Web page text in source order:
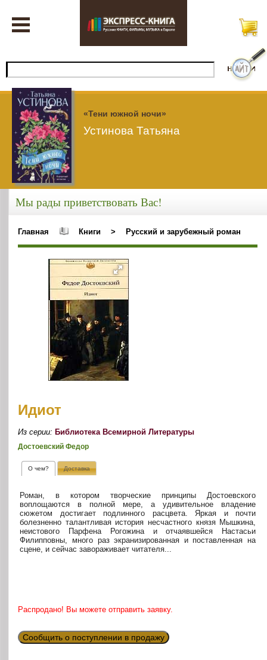
«Тени южной ночи»
Устинова Татьяна
Мы рады приветствовать Вас!
Главная Книги > Русский и зарубежный роман
Идиот
Из серии:Библиотека Всемирной Литературы
Достоевский Федор
О чем? Доставка
Роман, в котором творческие принципы Достоевского
воплощаются в полной мере, а удивительное владение
сюжетом достигает подлинного расцвета. Яркая и почти
болезненно талантливая история несчастного князя Мышкина,
неистового Парфена Рогожина и отчаявшейся Настасьи
Филипповны, много раз экранизированная и поставленная на
сцене, и сейчас завораживает читателя...
Распродано! Вы можете отправить заявку.
Сообщить о поступлении в продажу